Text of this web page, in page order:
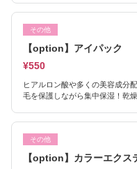
その他
【option】アイパック
¥550
ヒアルロン酸や多くの美容成分
毛を保護しながら集中保湿！乾
その他
【option】カラーエクス